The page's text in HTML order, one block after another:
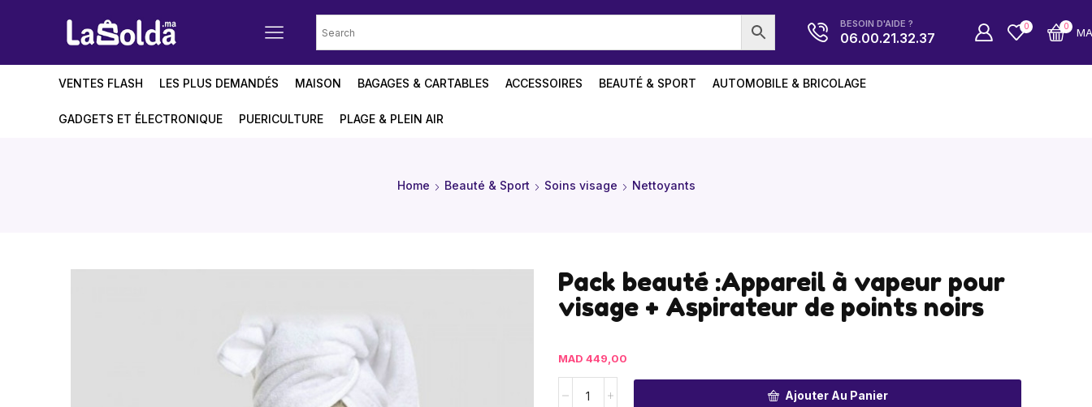
BESOIN D'AIDE ?
06.00.21.32.37
0 0
VENTES FLASH LES PLUS DEMANDÉS MAISON BAGAGES & CARTABLES ACCESSOIRES BEAUTÉ & SPORT AUTOMOBILE & BRICOLAGE
GADGETS ET ÉLECTRONIQUE PUERICULTURE PLAGE & PLEIN AIR
Home Beauté & Sport Soins visage Nettoyants
Pack beauté :Appareil à vapeur pour
visage + Aspirateur de points noirs
MAD 449,00
Ajouter Au Panier